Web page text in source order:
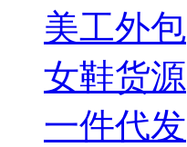
美工外包
女鞋货源
一件代发